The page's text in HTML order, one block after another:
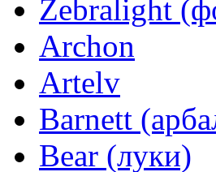
Zebralight
Archon
Artelv
Barnett
Bear (луки)